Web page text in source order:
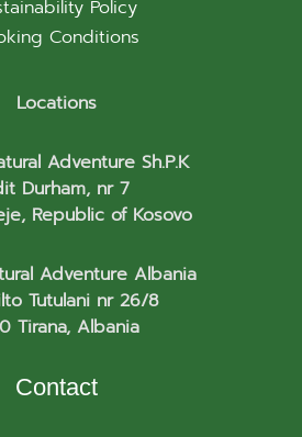
Policy
Conditions
Locations
Adventure Sh.P.K
Durham, nr 7
Republic of Kosovo
Adventure Albania
Tutulani nr 26/8
Tirana, Albania
Contact